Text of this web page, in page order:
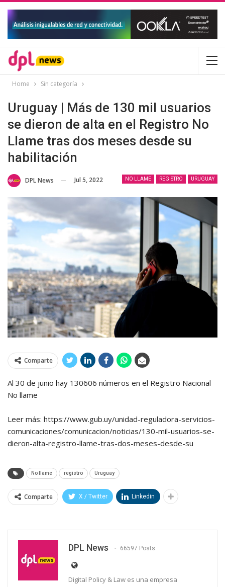
Home Sin categoría
Uruguay | Más de 130 mil usuarios
se dieron de alta en el Registro No
Llame tras dos meses desde su
habilitación
NO LLAME REGISTRO URUGUAY
DPL News Jul 5, 2022
Comparte
Al 30 de junio hay 130606 números en el Registro Nacional
No llame
Leer más: https://www.gub.uy/unidad-reguladora-servicios-
comunicaciones/comunicacion/noticias/130-mil-usuarios-se-
dieron-alta-registro-llame-tras-dos-meses-desde-su
No llame registro Uruguay
Comparte X / Twitter Linkedin
DPL News 66597 Posts
Digital Policy & Law es una empresa